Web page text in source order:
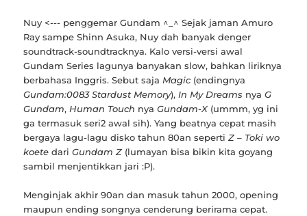
Nuy <--- penggemar Gundam ^_^ Sejak jaman Amuro
Ray sampe Shinn Asuka, Nuy dah banyak denger
soundtrack-soundtracknya. Kalo versi-versi awal
Gundam Series lagunya banyakan slow, bahkan liriknya
berbahasa Inggris. Sebut saja Magic(endingnya
Gundam:0083 Stardust Memory), In My Dreams nyaG
Gundam, Human Touch nyaGundam-X (ummm, yg ini
ga termasuk seri2 awal sih). Yang beatnya cepat masih
bergaya lagu-lagu disko tahun 80an sepertiZ – Toki wo
koete dariGundam Z (lumayan bisa bikin kita goyang
sambil menjentikkan jari :P).
Menginjak akhir 90an dan masuk tahun 2000, opening
maupun ending songnya cenderung berirama cepat.